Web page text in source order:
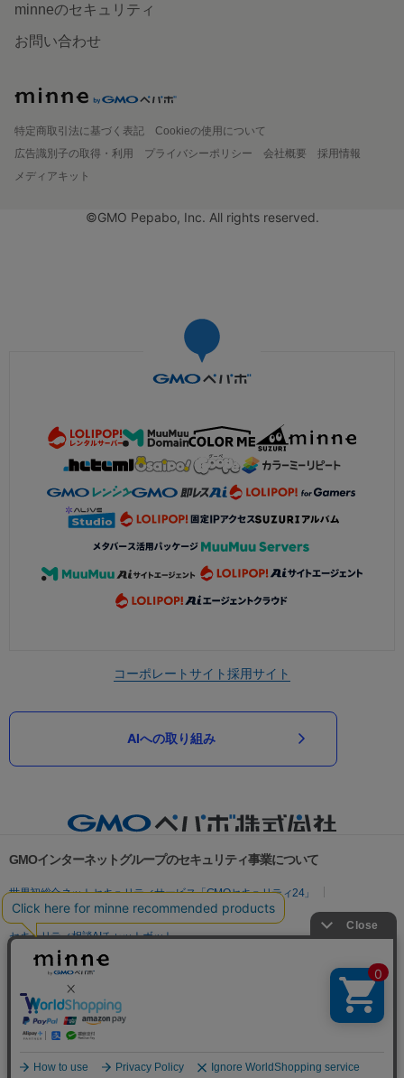
minneのセキュリティ
お問い合わせ
特定商取引法に基づく表記
Cookieの使用について
広告識別子の取得・利用
プライバシーポリシー 会社概要
採用情報
メディアキット
©GMO Pepabo, Inc. All rights reserved.
コーポレートサイト採用サイト
AIへの取り組み
GMOインターネットグループのセキュリティ事業について
世界初総合ネットセキュリティサービス「GMOセキュリティ24」
パスワード漏洩診断
Webサイトリスク診断
セキュリティ相談AIチャットボット
実在証明・盗聴対策
サイバー攻撃対策（GMO Flatt Security）
セキュリティ事業の軌跡